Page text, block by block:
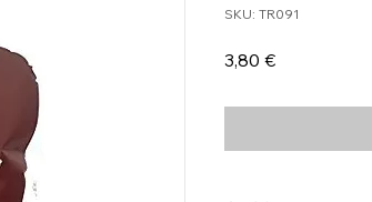
SKU: TR091
3,80 €Τιμή